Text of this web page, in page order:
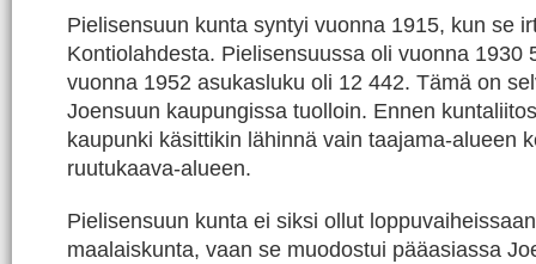
Pielisensuun kunta syntyi vuonna 1915, kun se
Kontiolahdesta. Pielisensuussa oli vuonna 1930
vuonna 1952 asukasluku oli 12 442. Tämä on
Joensuun kaupungissa tuolloin. Ennen
kaupunki käsittikin lähinnä vain taajama-alueen
ruutukaava-alueen.
Pielisensuun kunta ei siksi ollut
maalaiskunta, vaan se muodostui pääasiassa